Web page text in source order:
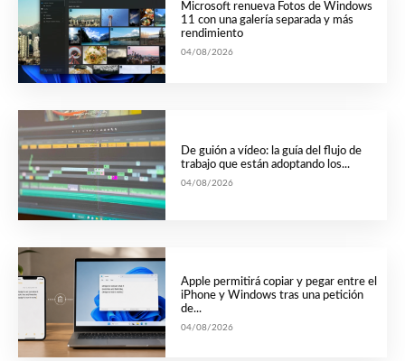
Microsoft renueva Fotos de Windows
11 con una galería separada y más
rendimiento
04/08/2026
De guión a vídeo: la guía del flujo de
trabajo que están adoptando los...
04/08/2026
Apple permitirá copiar y pegar entre el
iPhone y Windows tras una petición
de...
04/08/2026